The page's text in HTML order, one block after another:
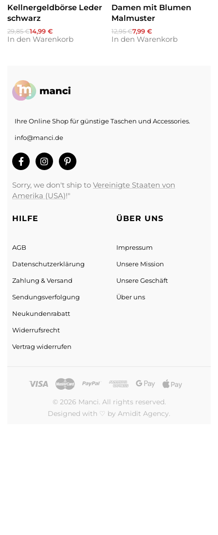
Kellnergeldbörse Leder
schwarz
29,85€14,99 €
In den Warenkorb
Damen mit Blumen
Malmuster
12,95€7,99 €
In den Warenkorb
Ihre Online Shop für günstige Taschen und Accessories.
info@manci.de
Sorry, we don't ship to Vereinigte Staaten von
Amerika (USA)!"
HILFE
AGB
Datenschutz­erklärung
Zahlung & Versand
Sendungs­verfolgung
Neukundenrabatt
Widerrufsrecht
Vertrag widerrufen
ÜBER UNS
Impressum
Unsere Mission
Unsere Geschäft
Über uns
© 2026 Manci. All rights reserved.
Designed with ♡ by Amidit Agency.